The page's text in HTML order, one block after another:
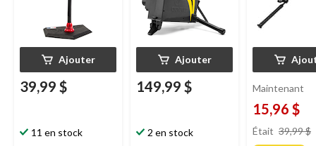
Ajouter
39,99 $
11 en stock
Ajouter
149,99 $
2 en stock
Maintenant
15,96 $
Était 39,99 $